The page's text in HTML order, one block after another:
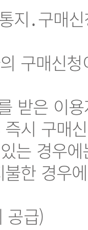
지․구매
구매신
받은 이
시 구매
는 경우
한 경우
공급)